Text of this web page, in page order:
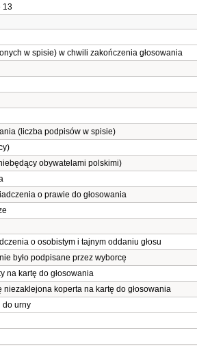
13
w spisie) w chwili zakończenia głosowania
(liczba podpisów w spisie)
obywatelami polskimi)
o prawie do głosowania
o osobistym i tajnym oddaniu głosu
było podpisane przez wyborcę
na kartę do głosowania
niezaklejona koperta na kartę do głosowania
do urny